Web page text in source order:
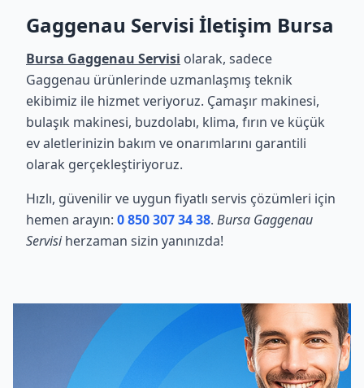
Gaggenau Servisi İletişim Bursa
Bursa Gaggenau Servisi olarak, sadece
Gaggenau ürünlerinde uzmanlaşmış teknik
ekibimiz ile hizmet veriyoruz. Çamaşır makinesi,
bulaşık makinesi, buzdolabı, klima, fırın ve küçük
ev aletlerinizin bakım ve onarımlarını garantili
olarak gerçekleştiriyoruz.
Hızlı, güvenilir ve uygun fiyatlı servis çözümleri için
hemen arayın: 0 850 307 34 38. Bursa Gaggenau
Servisiherzaman sizin yanınızda!